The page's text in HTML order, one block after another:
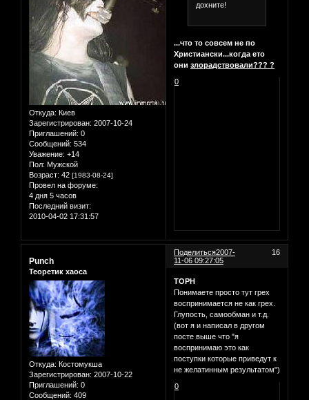
Откуда: Киев
Зарегистрирован: 2007-10-24
Приглашений: 0
Сообщений: 534
Уважение: +14
Пол: Мужской
Возраст: 42 [1983-08-24]
Провел на форуме:
4 дня 5 часов
Последний визит:
2010-04-02 17:31:57
дохните!
...что то совсем не по
Христиански...когда ето
онизлорадствовали??? ?
0
Поделиться 16
2007-
11-06 09:27:05
Punch
Теоретик хаоса
Откуда: Костомукша
Зарегистрирован: 2007-10-22
Приглашений: 0
Сообщений: 409
ТОРН
Понимаете просто тут грех
воспринимается не как грех.
Глупость, самообман и т.д.
(вот я и написал в другом
посте выше что "я
воспринимаю это как
поступки которые приведут к
не желатинным результатом")
0